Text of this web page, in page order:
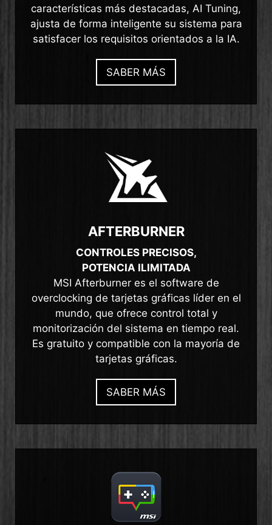
características más destacadas, AI Tuning,
ajusta de forma inteligente su sistema para
satisfacer los requisitos orientados a la IA.
SABER MÁS
AFTERBURNER
CONTROLES PRECISOS,
POTENCIA ILIMITADA
MSI Afterburner es el software de
overclocking de tarjetas gráficas líder en el
mundo, que ofrece control total y
monitorización del sistema en tiempo real.
Es gratuito y compatible con la mayoría de
tarjetas gráficas.
SABER MÁS